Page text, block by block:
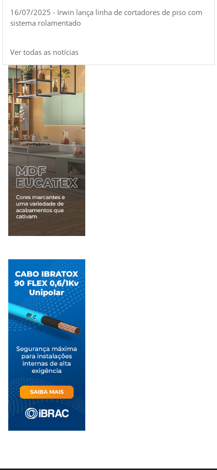
16/07/2025 - Irwin lança linha de cortadores de piso com
sistema rolamentado
Ver todas as notícias